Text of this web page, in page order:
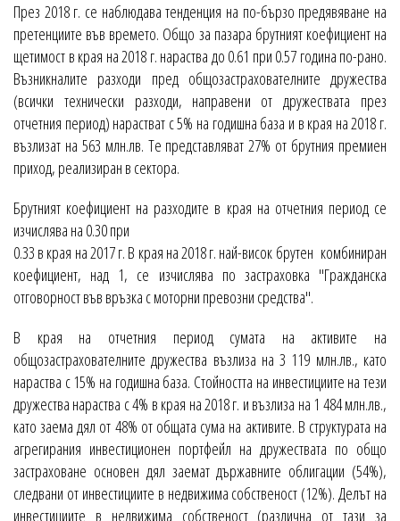
През 2018 г. се наблюдава тенденция на по-бързо предявяване на
претенциите във времето. Общо за пазара брутният коефициент на
щетимост в края на 2018 г. нараства до 0.61 при 0.57 година по-рано.
Възникналите разходи пред общозастрахователните дружества
(всички технически разходи, направени от дружествата през
отчетния период) нарастват с 5% на годишна база и в края на 2018 г.
възлизат на 563 млн.лв. Те представляват 27% от брутния премиен
приход, реализиран в сектора.
Брутният коефициент на разходите в края на отчетния период се
изчислява на 0.30 при
0.33 в края на 2017 г. В края на 2018 г. най-висок брутен комбиниран
коефициент, над 1, се изчислява по застраховка "Гражданска
отговорност във връзка с моторни превозни средства".
В края на отчетния период сумата на активите на
общозастрахователните дружества възлиза на 3 119 млн.лв., като
нараства с 15% на годишна база. Стойността на инвестициите на тези
дружества нараства с 4% в края на 2018 г. и възлиза на 1 484 млн.лв.,
като заема дял от 48% от общата сума на активите. В структурата на
агрегирания инвестиционен портфейл на дружествата по общо
застраховане основен дял заемат държавните облигации (54%),
следвани от инвестициите в недвижима собственост (12%). Делът на
инвестициите в недвижима собственост (различна от тази за